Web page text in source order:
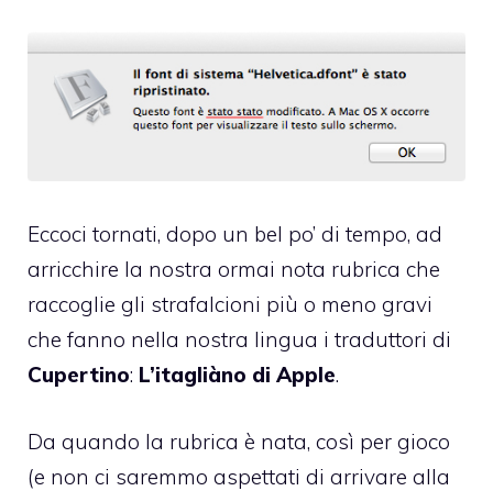
Eccoci tornati, dopo un bel po’ di tempo, ad
arricchire la nostra ormai nota rubrica che
raccoglie gli strafalcioni più o meno gravi
che fanno nella nostra lingua i traduttori di
Cupertino: L’itagliàno di Apple.
Da quando la rubrica è nata, così per gioco
(e non ci saremmo aspettati di arrivare alla